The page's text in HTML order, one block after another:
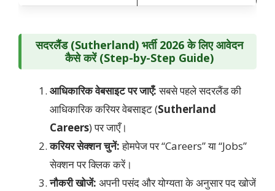
सदरलैंड (Sutherland) भर्ती 2026 के लिए आवेदन
कैसे करें (Step-by-Step Guide)
आधिकारिक वेबसाइट पर जाएँ:सबसे पहले सदरलैंड की
आधिकारिक करियर वेबसाइट (Sutherland
Careers) पर जाएँ।
करियर सेक्शन चुनें:होमपेज पर “Careers” या “Jobs”
सेक्शन पर क्लिक करें।
नौकरी खोजें: अपनी पसंद और योग्यता के अनुसार पद खोजें